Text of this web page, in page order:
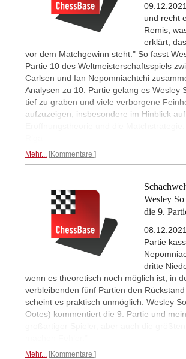
und recht
Remis,
erklärt,
vor dem Matchgewinn steht." So fasst
Partie 10 des Weltmeisterschaftsspiels
Carlsen und Ian Nepomniachtchi
Analysen zu 10. Partie gelang es Wesley
tief zu graben und viele verborgene
aufzuzeigen, insbesondere im Hinblick
Mehr... Kommentare
Wesley
die 9.
Partie
dritte
wenn es theoretisch noch möglich ist, in
verbleibenden fünf Partien den
scheint es praktisch unmöglich. Wesley
Ootes) kommentiert die 9. Partie und
Mehr... Kommentare